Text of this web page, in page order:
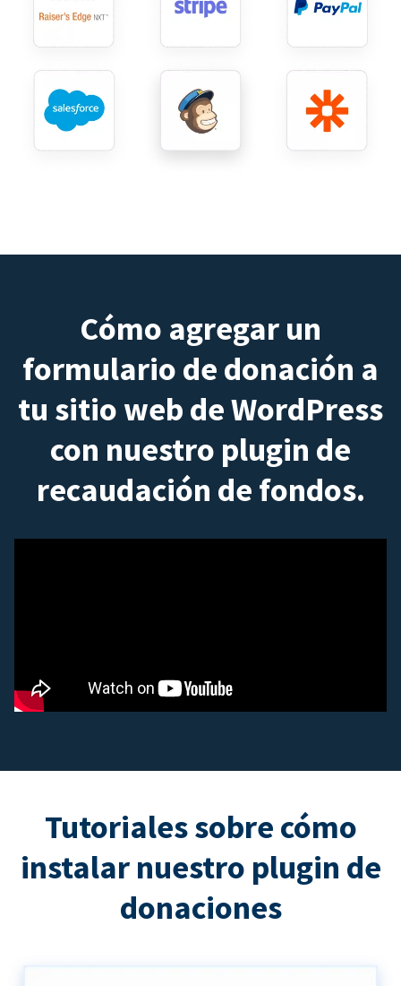
Cómo agregar un
formulario de donación a
tu sitio web de WordPress
con nuestro plugin de
recaudación de fondos.
Tutoriales sobre cómo
instalar nuestro plugin de
donaciones